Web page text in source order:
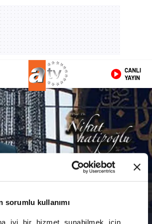
sorumlu kullanımı
CANLI
YAYIN